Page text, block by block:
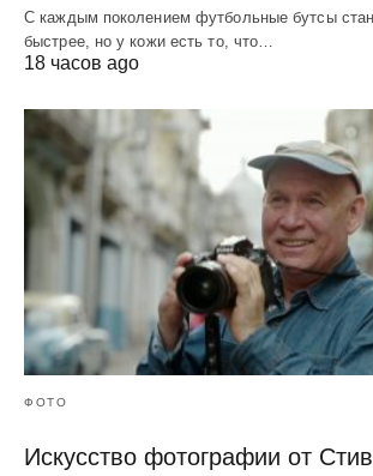
С каждым поколением футбольные бутсы
быстрее, но у кожи есть то, что…
18 часов ago
ФОТО
Искусство фотографии от